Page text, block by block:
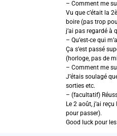
– Comment me
Vu que c’était la
boire (pas trop
j’ai pas regardé à
– Qu’est-ce qui
Ça s’est passé
(horloge, pas de
– Comment me
J’étais soulagé
sorties etc.
– (facultatif)
Le 2 août, j’ai
pour passer).
Good luck pour